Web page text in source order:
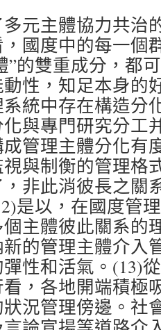
元主體協力共治
國度中的每一個
”的雙重成分，都
性，知足本身的
統中存在構造分
與專門研究分工
管理主體分化有
與制衡的管理格
非此消彼長之關
是以，在國度管
主體彼此關系的
的管理主體介入
性和活氣。(13)
，各地開端積極
況管理傍邊。社